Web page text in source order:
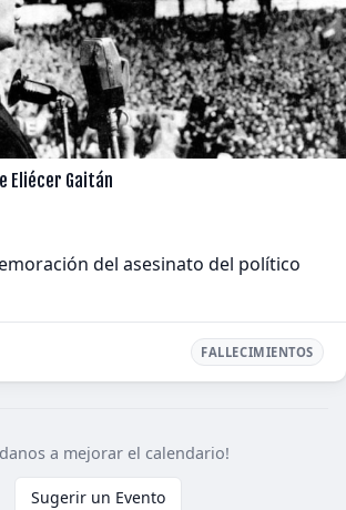
Eliécer Gaitán
del asesinato del político
FALLECIMIENTOS
a mejorar el calendario!
Sugerir un Evento